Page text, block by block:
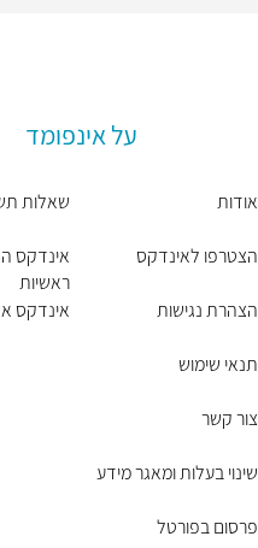
על אינפומד
אודות
הצטרפו לאינדקס
הצהרת נגישות
תנאי שימוש
צור קשר
שינוי בעלות ומאגר מידע
פרסום בפורטל
שאלות
אינדקס
ראשיות
אינדקס